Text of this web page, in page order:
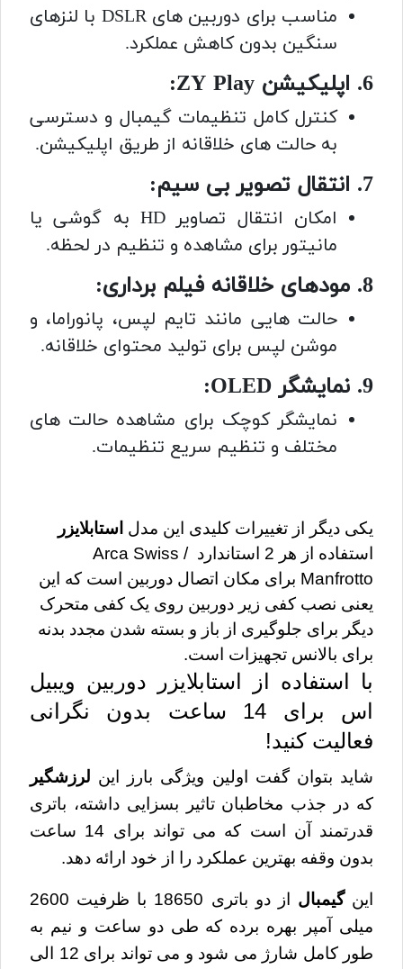
مناسب برای دوربین های DSLR با لنزهای
سنگین بدون کاهش عملکرد.
6. اپلیکیشن ZY Play:
کنترل کامل تنظیمات گیمبال و دسترسی
به حالت های خلاقانه از طریق اپلیکیشن.
7. انتقال تصویر بی سیم:
امکان انتقال تصاویر HD به گوشی یا
مانیتور برای مشاهده و تنظیم در لحظه.
8. مودهای خلاقانه فیلم برداری:
حالت هایی مانند تایم لپس، پانوراما، و
موشن لپس برای تولید محتوای خلاقانه.
9. نمایشگر OLED:
نمایشگر کوچک برای مشاهده حالت های
مختلف و تنظیم سریع تنظیمات.
یکی دیگر از تغییرات کلیدی این مدل استابلایزر
استفاده از هر 2 استاندارد Arca Swiss /
برای بالانس تجهیزات است.
با استفاده از استابلایزر دوربین ویبیل
اس برای 14 ساعت بدون نگرانی
فعالیت کنید!
شاید بتوان گفت اولین ویژگی بارز این لرزشگیر
که در جذب مخاطبان تاثیر بسزایی داشته، باتری
قدرتمند آن است که می تواند برای 14 ساعت
بدون وقفه بهترین عملکرد را از خود ارائه دهد.
این گیمبال
از دو باتری 18650 با ظرفیت 2600
میلی آمپر بهره برده که طی دو ساعت و نیم به
طور کامل شارژ می شود و می تواند برای 12 الی